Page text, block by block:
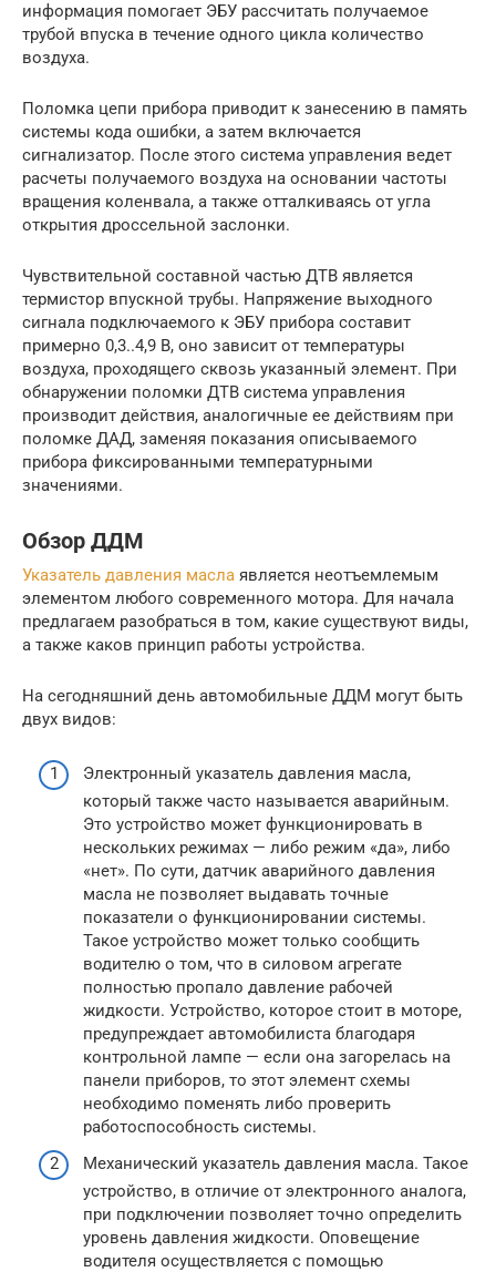
информация помогает ЭБУ рассчитать получаемое
трубой впуска в течение одного цикла количество
воздуха.
Поломка цепи прибора приводит к занесению в память
системы кода ошибки, а затем включается
сигнализатор. После этого система управления ведет
расчеты получаемого воздуха на основании частоты
вращения коленвала, а также отталкиваясь от угла
открытия дроссельной заслонки.
Чувствительной составной частью ДТВ является
термистор впускной трубы. Напряжение выходного
сигнала подключаемого к ЭБУ прибора составит
примерно 0,3..4,9 В, оно зависит от температуры
воздуха, проходящего сквозь указанный элемент. При
обнаружении поломки ДТВ система управления
производит действия, аналогичные ее действиям при
поломке ДАД, заменяя показания описываемого
прибора фиксированными температурными
значениями.
Обзор ДДМ
Указатель давления масла является неотъемлемым
элементом любого современного мотора. Для начала
предлагаем разобраться в том, какие существуют виды,
а также каков принцип работы устройства.
На сегодняшний день автомобильные ДДМ могут быть
двух видов:
Электронный указатель давления масла,
который также часто называется аварийным.
Это устройство может функционировать в
нескольких режимах — либо режим «да», либо
«нет». По сути, датчик аварийного давления
масла не позволяет выдавать точные
показатели о функционировании системы.
Такое устройство может только сообщить
водителю о том, что в силовом агрегате
полностью пропало давление рабочей
жидкости. Устройство, которое стоит в моторе,
предупреждает автомобилиста благодаря
контрольной лампе — если она загорелась на
панели приборов, то этот элемент схемы
необходимо поменять либо проверить
работоспособность системы.
Механический указатель давления масла. Такое
устройство, в отличие от электронного аналога,
при подключении позволяет точно определить
уровень давления жидкости. Оповещение
водителя осуществляется с помощью